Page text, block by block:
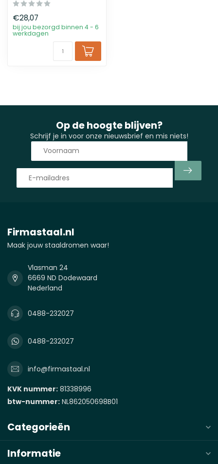
€28,07
bij jou bezorgd binnen 4 - 6
werkdagen
Op de hoogte blijven?
Schrijf je in voor onze nieuwsbrief en mis niets!
Firmastaal.nl
Maak jouw staaldromen waar!
Vlasman 24
6669 ND Dodewaard
Nederland
0488-232027
0488-232027
info@firmastaal.nl
KVK nummer: 81338996
btw-nummer: NL862050698B01
Categorieën
Informatie